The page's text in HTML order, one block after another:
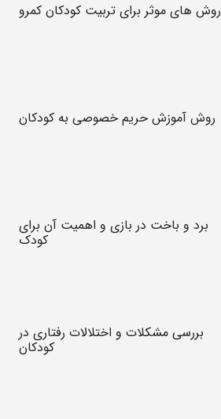
روش های موثر برای تربیت کودکان کمرو
روش آموزش حریم خصوصی به کودکان
برد و باخت در بازی و اهمیت آن برای
کودک
بررسی مشکلات و اختلالات رفتاری در
کودکان